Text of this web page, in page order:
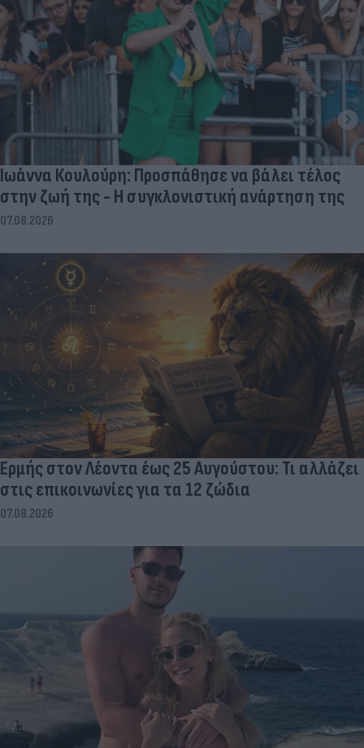
Ιωάννα Κουλούρη: Προσπάθησε να βάλει τέλος
στην ζωή της - Η συγκλονιστική ανάρτηση της
07.08.2026
Ερμής στον Λέοντα έως 25 Αυγούστου: Τι αλλάζει
στις επικοινωνίες για τα 12 ζώδια
07.08.2026